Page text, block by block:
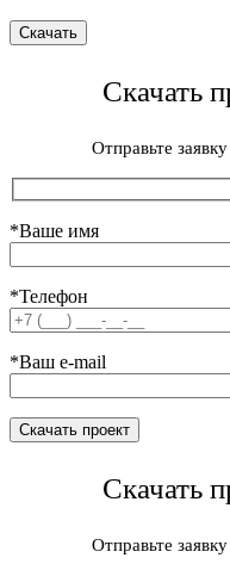
Скачать
Отправьте
*Ваше имя
*Телефон
*Ваш e-mail
Скачать
Отправьте